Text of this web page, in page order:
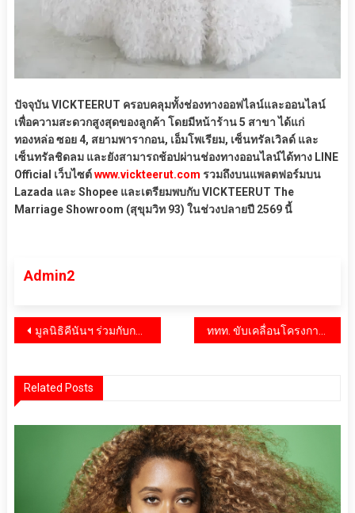
ปัจจุบัน VICKTEERUT ครอบคลุมทั้งช่องทางออฟไลน์และออนไลน์
เพื่อความสะดวกสูงสุดของลูกค้า โดยมีหน้าร้าน 5 สาขา ได้แก่
ทองหล่อ ซอย 4, สยามพารากอน, เอ็มโพเรียม, เซ็นทรัลเวิลด์ และ
เซ็นทรัลชิดลม และยังสามารถช้อปผ่านช่องทางออนไลน์ได้ทาง LINE
Official เว็บไซต์www.vickteerut.com รวมถึงบนแพลตฟอร์มบน
Lazada และ Shopee และเตรียมพบกับ VICKTEERUT The
Marriage Showroom (สุขุมวิท 93) ในช่วงปลายปี 2569 นี้
Admin2
แนะแนว
มูลนิธิคีนันฯ ร่วมกับกรมกิจการสตรีฯ และ ESCAP จับมือกว่า 40 ภาคีไทย ขับเคลื่อนนโยบายส่งเสริมผู้ประกอบการสตรีและวิสาหกิจชุมชน เพื่อรับมือสังคมสูงวัยและวิกฤตสภาพภูมิอากาศ
Related Posts